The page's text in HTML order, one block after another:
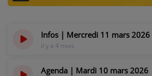
NOS PROGRAMMES COURTS
VOS ÉMISSIONS EN IMAGES
Infos | Mercredi 11 mars 2026
il y a 4 mois
Agenda | Mardi 10 mars 2026